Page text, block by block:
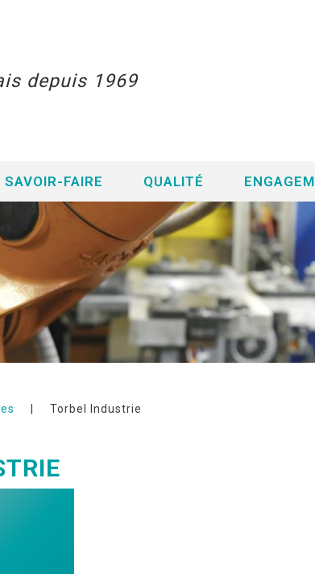
depuis 1969
SAVOIR-FAIRE QUALITÉ
Torbel Industrie